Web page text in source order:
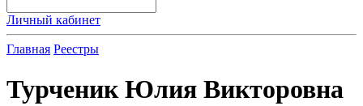
Личный кабинет
Главная Реестры
Турченик Юлия Викторовна